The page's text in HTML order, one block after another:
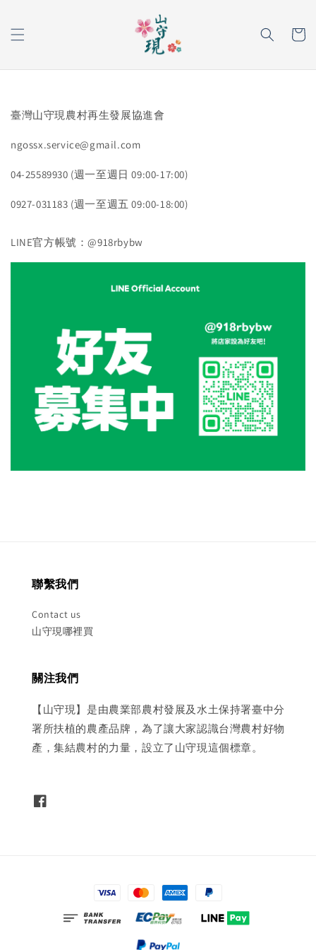
臺灣山守現農村再生發展協進會
ngossx.service@gmail.com
04-25589930 (週一至週日 09:00-17:00)
0927-031183 (週一至週五 09:00-18:00)
LINE官方帳號：@918rbybw
聯繫我們
Contact us
山守現哪裡買
關注我們
【山守現】是由農業部農村發展及水土保持署臺中分
署所扶植的農產品牌，為了讓大家認識台灣農村好物
產，集結農村的力量，設立了山守現這個標章。